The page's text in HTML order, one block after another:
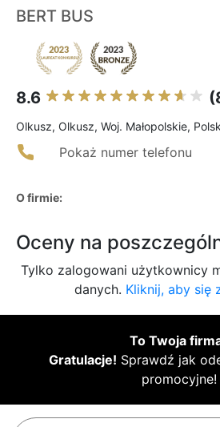
BERT BUS
8.6
Olkusz, Olkusz, Woj. Małopolskie,
Pokaż numer telefonu
O firmie:
Oceny na
Tylko zalogowani użytkownicy
danych. Kliknij, aby się
To Twoja
Gratulacje! Sprawdź jak
promocyjne!